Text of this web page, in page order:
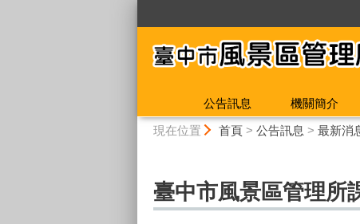
公告訊息 機關簡介
現在位置 首頁> 公告訊息 > 最新消
臺中市風景區管理所